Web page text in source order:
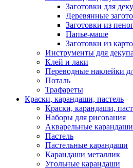
Заготовки для
Деревянные
Заготовки из
Папье-маше
Заготовки из
Инструменты для
Клей и лаки
Переводные наклейки
Поталь
Трафареты
Краски, карандаши, пастель
Краски, карандаши,
Наборы для рисования
Акварельные карандаши
Пастель
Пастельные карандаши
Карандаши металлик
Угольные карандаши